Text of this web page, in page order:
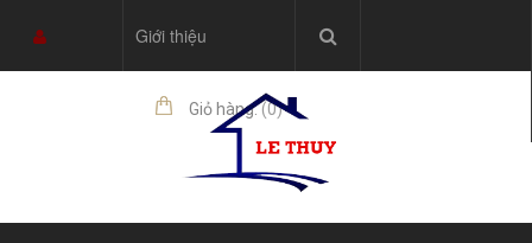
Giới thiệu
Giỏ hàng:(0)